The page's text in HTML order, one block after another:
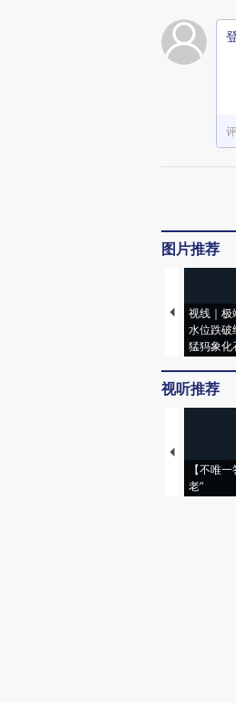
图片推荐
视线｜极
水位跌破
猛犸象化
视听推荐
【不唯
老”